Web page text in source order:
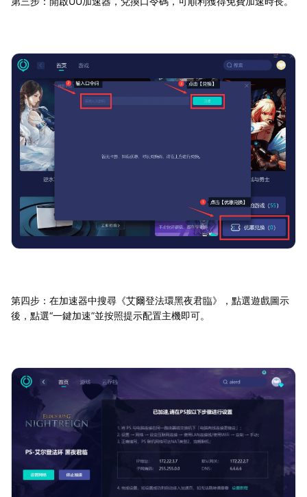
第四步：在加速器中搜尋《艾爾登法環黑夜君臨》，點選遊戲圖示
後，點選“一鍵加速”並按照提示配置主機即可。